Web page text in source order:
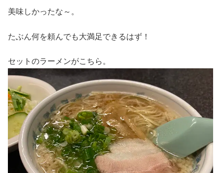
美味しかったな～。
たぶん何を頼んでも大満足できるはず！
セットのラーメンがこちら。